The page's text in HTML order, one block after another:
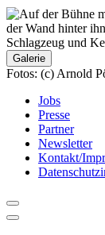
Galerie
Fotos: (c) Arnold
Jobs
Presse
Partner
Newsletter
Kontakt/